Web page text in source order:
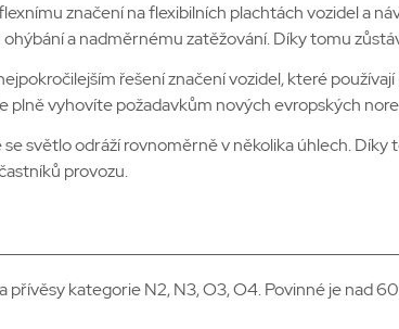
značení na flexibilních plachtách vozidel a
a nadměrnému zatěžování. Díky tomu
řešení značení vozidel, které
plně vyhovíte požadavkům nových evropských
světlo odráží rovnoměrně v několika úhlech.
provozu.
přívěsy kategorie N2, N3, O3, O4. Povinné je